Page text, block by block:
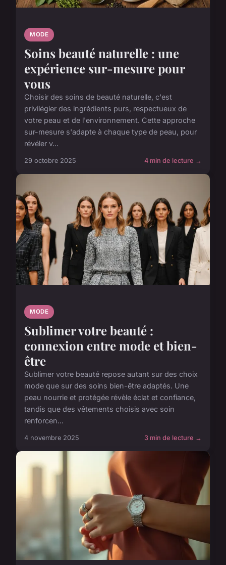
MODE
Soins beauté naturelle : une
expérience sur-mesure pour
vous
Choisir des soins de beauté naturelle, c'est
privilégier des ingrédients purs, respectueux de
votre peau et de l'environnement. Cette approche
sur-mesure s'adapte à chaque type de peau, pour
révéler v...
29 octobre 2025 4 min de lecture →
MODE
Sublimer votre beauté :
connexion entre mode et bien-
être
Sublimer votre beauté repose autant sur des choix
mode que sur des soins bien-être adaptés. Une
peau nourrie et protégée révèle éclat et confiance,
tandis que des vêtements choisis avec soin
renforcen...
4 novembre 2025 3 min de lecture →